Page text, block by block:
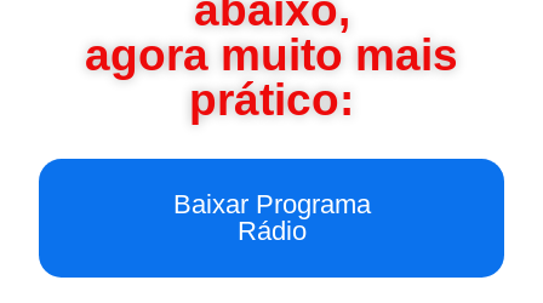
abaixo,
agora muito mais
prático:
Baixar Programa
Rádio